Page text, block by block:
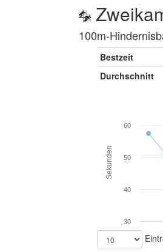
100m-
Bestzeit
Durchschnitt
Sekunden
30
40
50
60